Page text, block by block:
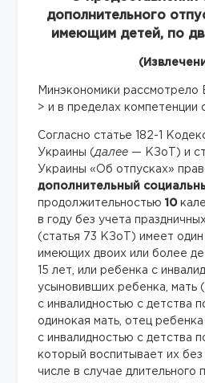
дополнительного
имеющим детей, по
Минэкономики
> и в пределах компетенции
Согласно статье 182-1
Украины (далее — КЗоТ) и
Украины «Об отпусках»
дополнительный
продолжительностью10
в году без учета
(статья 73 КЗоТ) имеет один
имеющих двоих или более
15 лет, или ребенка с
усыновивших ребенка, мать
с инвалидностью с детства
одинокая мать, отец ребенка
с инвалидностью с детства
который воспитывает их
числе в случае длительного